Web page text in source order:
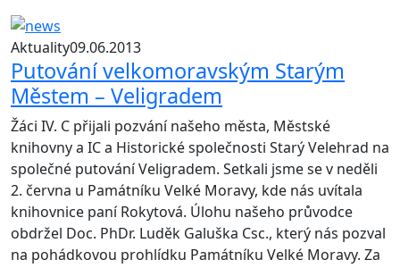
Aktuality09.06.2013
Putování velkomoravským Starým
Městem – Veligradem
Žáci IV. C přijali pozvání našeho města, Městské
knihovny a IC a Historické společnosti Starý Velehrad na
společné putování Veligradem. Setkali jsme se v neděli
2. června u Památníku Velké Moravy, kde nás uvítala
knihovnice paní Rokytová. Úlohu našeho průvodce
obdržel Doc. PhDr. Luděk Galuška Csc., který nás pozval
na pohádkovou prohlídku Památníku Velké Moravy. Za